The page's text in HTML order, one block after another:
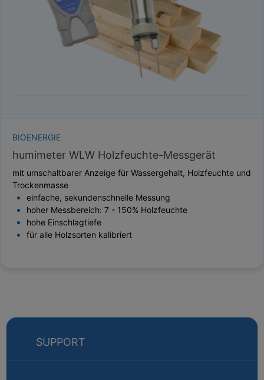
GEWICHT / MASSE
BIOENERGIE
humimeter WLW Holzfeuchte-Messgerät
mit umschaltbarer Anzeige für Wassergehalt, Holzfeuchte und
Trockenmasse
einfache, sekundenschnelle Messung
hoher Messbereich: 7 - 150% Holzfeuchte
hohe Einschlagtiefe
für alle Holzsorten kalibriert
SUPPORT